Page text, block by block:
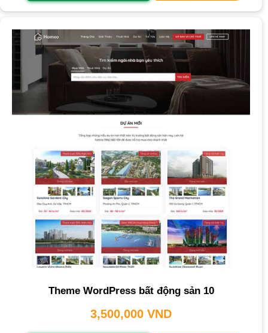
Theme WordPress bất động sản 10
3,500,000 VND